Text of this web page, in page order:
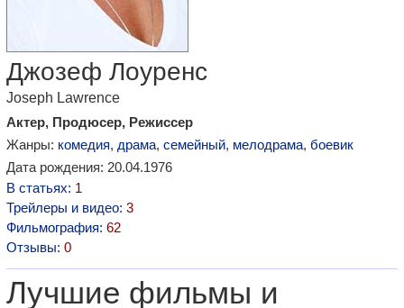
Джозеф Лоуренс
Joseph Lawrence
Актер, Продюсер, Режиссер
Жанры: комедия, драма, семейный, мелодрама, боевик
Дата рождения: 20.04.1976
В статьях: 1
Трейлеры и видео: 3
Фильмография: 62
Отзывы: 0
Лучшие фильмы и